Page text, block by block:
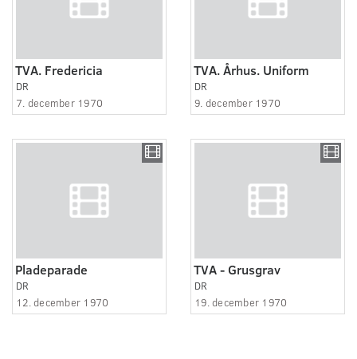
TVA. Fredericia
DR
7. december 1970
TVA. Århus. Uniform
DR
9. december 1970
Pladeparade
DR
12. december 1970
TVA - Grusgrav
DR
19. december 1970